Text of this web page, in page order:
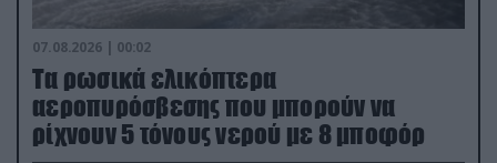
07.08.2026 | 00:02
Τα ρωσικά ελικόπτερα
αεροπυρόσβεσης που μπορούν να
ρίχνουν 5 τόνους νερού με 8 μποφόρ